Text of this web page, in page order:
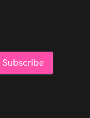
Subscribe